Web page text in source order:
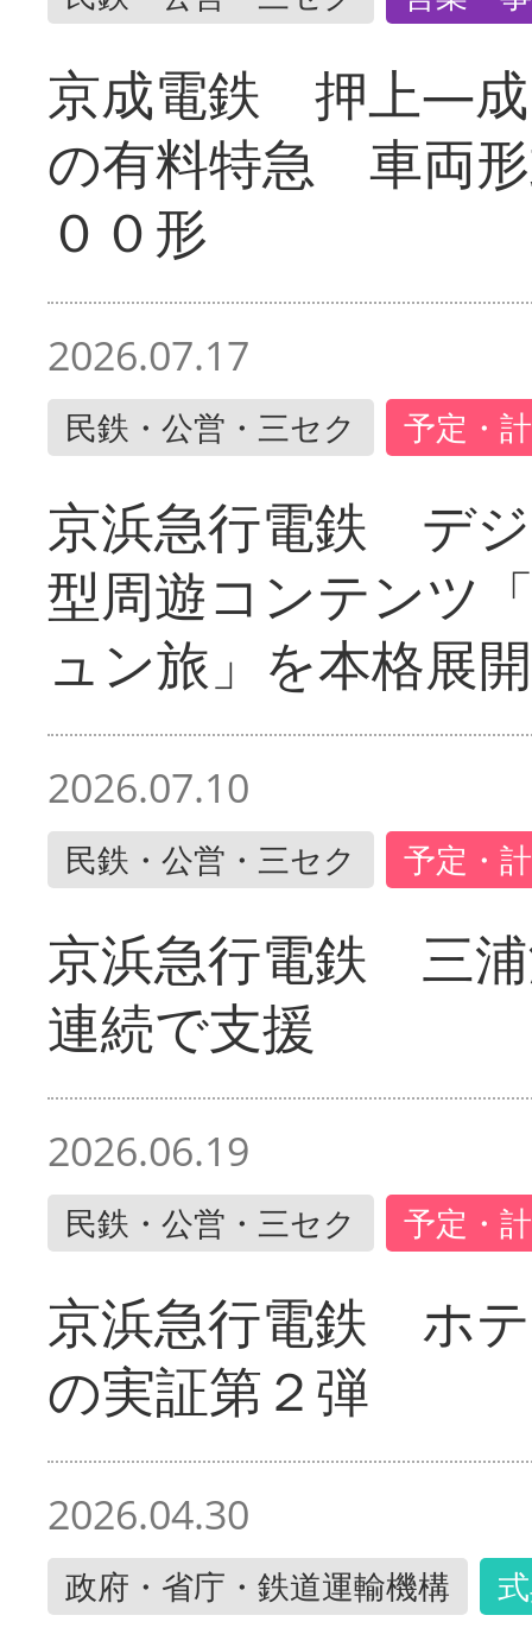
京成電鉄 押上―成
の有料特急 車両
００形
2026.07.17
民鉄・公営・三セク 予定・
京浜急行電鉄 デ
型周遊コンテンツ
ュン旅」を本格展開
2026.07.10
民鉄・公営・三セク 予定・
京浜急行電鉄 三
連続で支援
2026.06.19
民鉄・公営・三セク 予定・
京浜急行電鉄 ホ
の実証第２弾
2026.04.30
政府・省庁・鉄道運輸機構